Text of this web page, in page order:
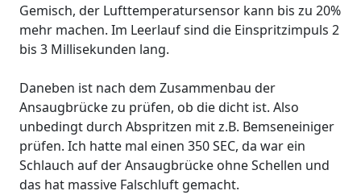
Gemisch, der Lufttemperatursensor kann bis zu 20%
mehr machen. Im Leerlauf sind die Einspritzimpuls 2
bis 3 Millisekunden lang.
Daneben ist nach dem Zusammenbau der
Ansaugbrücke zu prüfen, ob die dicht ist. Also
unbedingt durch Abspritzen mit z.B. Bemseneiniger
prüfen. Ich hatte mal einen 350 SEC, da war ein
Schlauch auf der Ansaugbrücke ohne Schellen und
das hat massive Falschluft gemacht.